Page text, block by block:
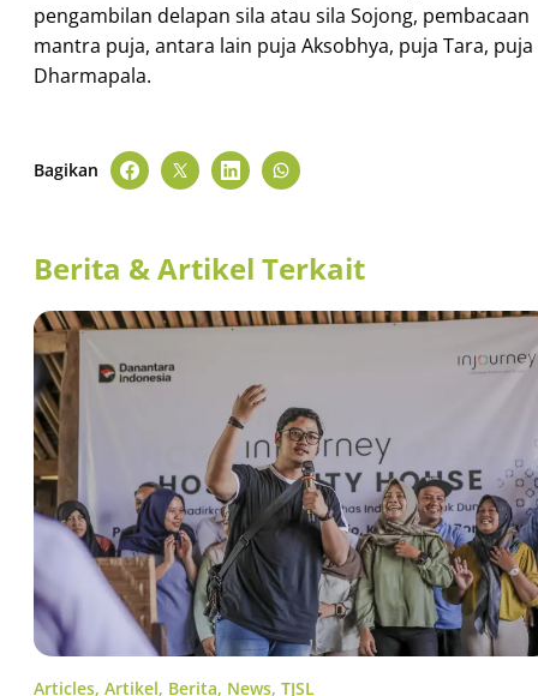
pengambilan delapan sila atau sila Sojong, pembacaan
mantra puja, antara lain puja Aksobhya, puja Tara, puja
Dharmapala.
Bagikan
Berita & Artikel Terkait
Articles, Artikel, Berita, News, TJSL